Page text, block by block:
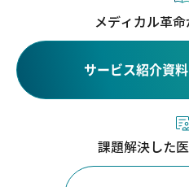
メディカル革
サービス紹介資
課題解決した